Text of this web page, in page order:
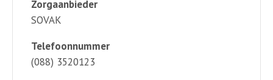
Zorgaanbieder
SOVAK
Telefoonnummer
(088) 3520123